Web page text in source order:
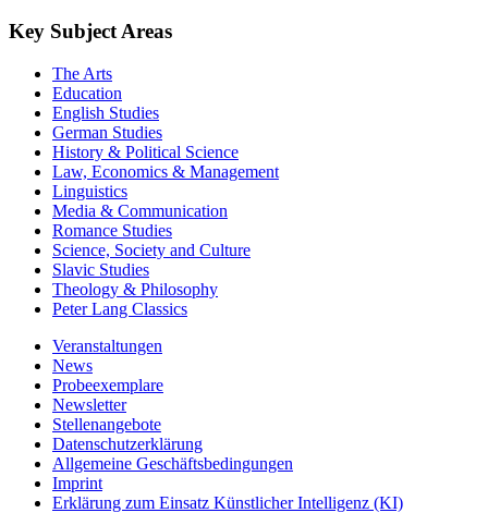
Key Subject Areas
The Arts
Education
English Studies
German Studies
History & Political Science
Law, Economics & Management
Linguistics
Media & Communication
Romance Studies
Science, Society and Culture
Slavic Studies
Theology & Philosophy
Peter Lang Classics
Veranstaltungen
News
Probeexemplare
Newsletter
Stellenangebote
Datenschutzerklärung
Allgemeine Geschäftsbedingungen
Imprint
Erklärung zum Einsatz Künstlicher Intelligenz (KI)